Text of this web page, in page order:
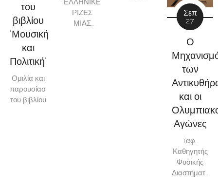
τηςΠ.
Πρέκα-
Παπαδήμα.
ΕΛΛΗΝΙΚΕΣ
ΡΙΖΕΣ
ΜΙΑΣ
του
βιβλίου
‘Μουσική
και
Πολιτική’
Ομιλία και
παρουσίαση
του βιβλίου
Σεπ
27
Ο
των
και οι
Αγώνες
(αφ.
Καθηγητής
Φυσικής
Διαστήματος